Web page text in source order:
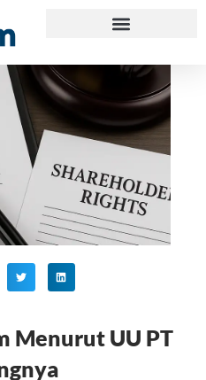
Menurut UU PT